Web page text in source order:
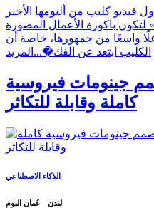
فيديو كليب من ألبومها الأخير
لتكون باكورة الأعمال المصورة
واسعًا من جمهورها، خاصة أن
الكليب ابتعد عن الفك�... المزيد
جينومات فيروسية
كاملة وقابلة للتكاثر
الذكاء الاصطناعي
لندن - عُمان اليوم